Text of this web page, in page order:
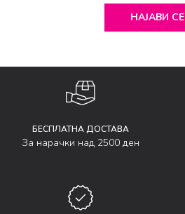
НАЈАВИ СЕ
БЕСПЛАТНА ДОСТАВА
За нарачки над 2500 ден